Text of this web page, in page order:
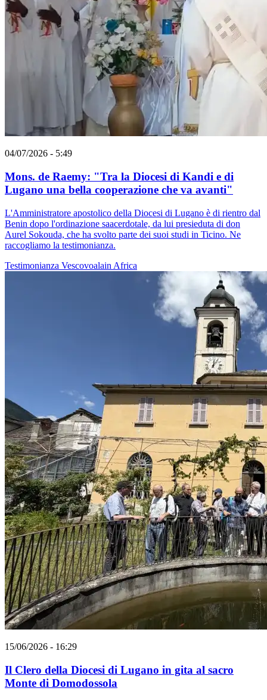
04/07/2026 - 5:49
Mons. de Raemy: "Tra la Diocesi di Kandi e di
Lugano una bella cooperazione che va avanti"
L'Amministratore apostolico della Diocesi di Lugano è di rientro dal
Benin dopo l'ordinazione saacerdotale, da lui presieduta di don
Aurel Sokouda, che ha svolto parte dei suoi studi in Ticino. Ne
raccogliamo la testimonianza.
Testimonianza Vescovoalain Africa
15/06/2026 - 16:29
Il Clero della Diocesi di Lugano in gita al sacro
Monte di Domodossola